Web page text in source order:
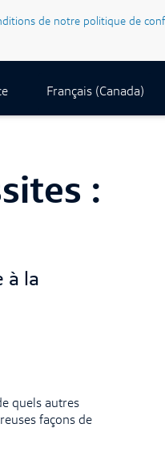
de notre politique de
Current Locale:
Français (Canada)
:
à la
quels autres
façons de